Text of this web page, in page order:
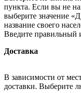
пункта. Если вы не
выберите значение
название своего
Введите правильный
Доставка
В зависимости от
доставки. Выберите